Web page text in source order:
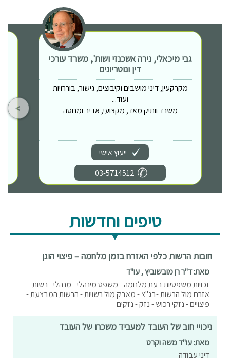
גבי מיכאלי, נירה אשכנזי ושות', משרד עורכי
דין ונוטריונים
מקרקעין, דיני מושבים וקיבוצים, גישור, בוררויות
ועוד...
משרד וותיק מאד, מקצועי, אדיב ומנוסה
ייעוץ אישי
03-5714512
טיפים וחדשות
חובות הרשות כלפי האזרח בזמן מלחמה – פיצוי הוגן
מאת: ד"ר רן מובשוביץ , עו"ד
זכויות משפטיות בעת מלחמה - משפט מינהלי - מנהלי - רשות -
אזרח מול הרשות -בג"צ - מאבק מול רשויות - הרשות המבצעת -
פיצויים - נזקי רכוש - נזק - נזקים
ניכויי חוב של העובד למעביד משכרו של העובד
מאת: עו"ד משה וקרט
דיני עבודה